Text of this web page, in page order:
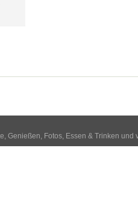
Genießen, Fotos, Essen & Trinken und